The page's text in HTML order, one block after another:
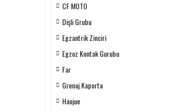
CF MOTO
Dişli Grubu
Egzantrik Zinciri
Egzoz Kontak Gurubu
Far
Grenaj Kaporta
Haojue